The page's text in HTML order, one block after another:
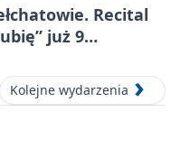
Recital
już 9
Kolejne wydarzenia